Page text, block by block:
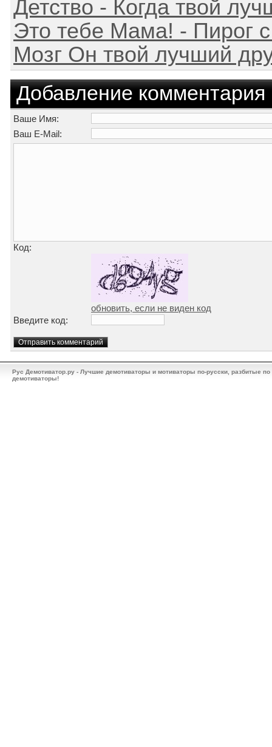
Детство - Когда твой
Это тебе Мама! - Пирог
Мозг Он твой лучший
Добавление комментария
Ваше Имя:
Ваш E-Mail:
Код:
обновить, если не виден код
Введите код:
Рус Демотиватор.ру - Лучшие демотиваторы и мотиваторы по-русски, разбитые
демотиваторы!